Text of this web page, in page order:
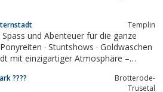
Templin
· Stuntshows · Goldwaschen
mit einzigartiger Atmosphäre –
????
Brotterode-
Trusetal